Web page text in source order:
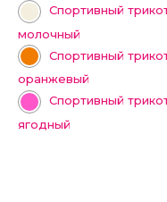
Спортивный
молочный
Спортивный
оранжевый
Спортивный
ягодный